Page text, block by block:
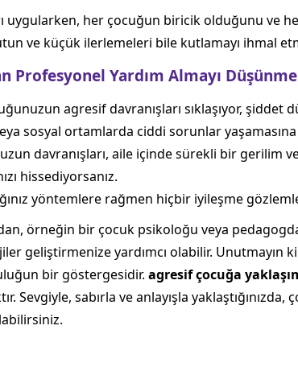
uygularken, her çocuğun biricik olduğunu ve
ve küçük ilerlemeleri bile kutlamayı ihmal
Profesyonel Yardım Almayı
agresif davranışları sıklaşıyor, şiddet
sosyal ortamlarda ciddi sorunlar
davranışları, aile içinde sürekli bir gerilim
hissediyorsanız.
yöntemlere rağmen hiçbir iyileşme
örneğin bir çocuk psikoloğu veya
geliştirmenize yardımcı olabilir. Unutmayın
bir göstergesidir. agresif çocuğa
Sevgiyle, sabırla ve anlayışla